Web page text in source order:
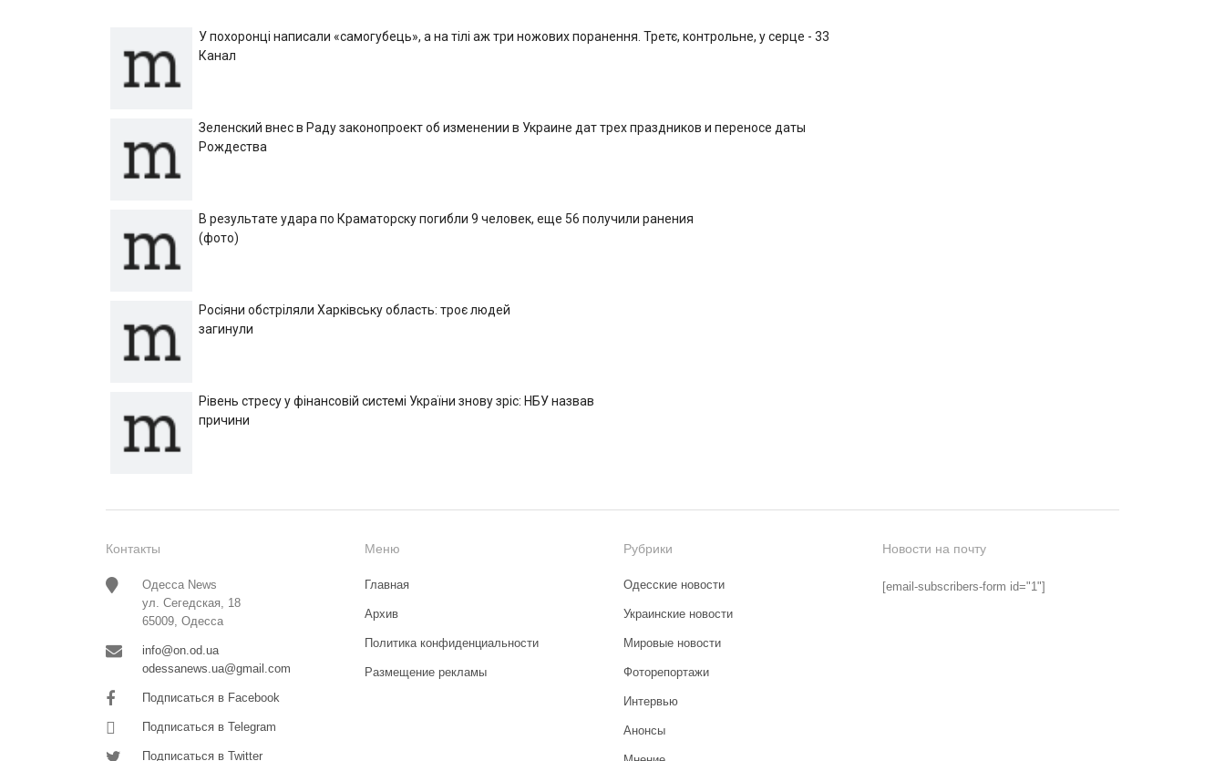
У похоронці написали «самогубець», а на тілі аж три ножових поранення. Третє, контрольне, у серце - 33
Канал
Зеленский внес в Раду законопроект об изменении в Украине дат трех праздников и переносе даты
Рождества
В результате удара по Краматорску погибли 9 человек, еще 56 получили ранения
(фото)
Росіяни обстріляли Харківську область: троє людей
загинули
Рівень стресу у фінансовій системі України знову зріс: НБУ назвав
причини
Контакты
Одесса News
ул. Сегедская, 18
65009, Одесса
info@on.od.ua
odessanews.ua@gmail.com
Подписаться в Facebook
Подписаться в Telegram
Подписаться в Twitter
Меню
Главная
Архив
Политика конфиденциальности
Размещение рекламы
Рубрики
Одесские новости
Украинские новости
Мировые новости
Фоторепортажи
Интервью
Анонсы
Новости на почту
[email-subscribers-form id="1"]